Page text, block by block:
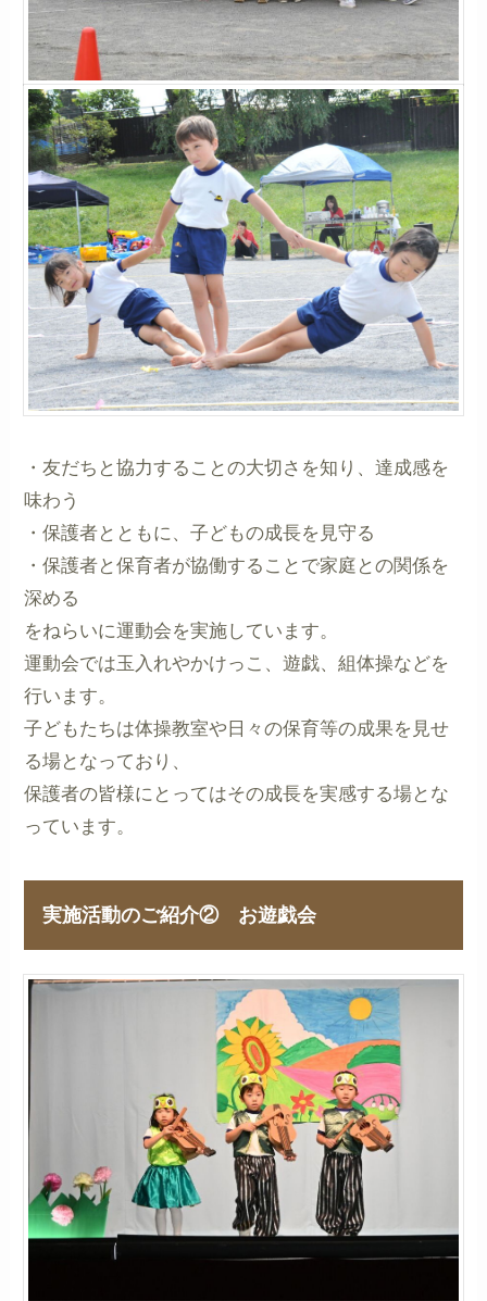
・友だちと協力することの大切さを知り、達成感を
味わう
・保護者とともに、子どもの成長を見守る
・保護者と保育者が協働することで家庭との関係を
深める
をねらいに運動会を実施しています。
運動会では玉入れやかけっこ、遊戯、組体操などを
行います。
子どもたちは体操教室や日々の保育等の成果を見せ
る場となっており、
保護者の皆様にとってはその成長を実感する場とな
っています。
実施活動のご紹介② お遊戯会